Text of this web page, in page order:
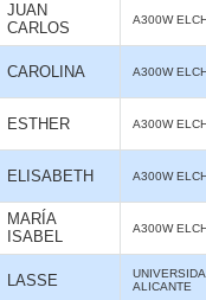
JUAN
CARLOS
A300W
CAROLINA A300W
ESTHER A300W
ELISABETH A300W
MARÍA
ISABEL
A300W
LASSE
ALICANTE